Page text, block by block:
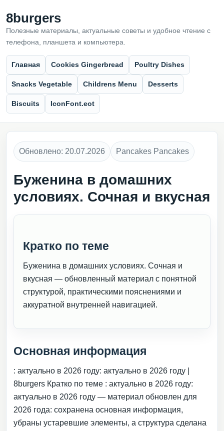
8burgers
Полезные материалы, актуальные советы и удобное чтение с
телефона, планшета и компьютера.
Главная Cookies Gingerbread Poultry Dishes
Snacks Vegetable Childrens Menu Desserts
Biscuits IconFont.eot
Обновлено: 20.07.2026 Pancakes Pancakes
Буженина в домашних
условиях. Сочная и вкусная
Кратко по теме
Буженина в домашних условиях. Сочная и
вкусная — обновленный материал с понятной
структурой, практическими пояснениями и
аккуратной внутренней навигацией.
Основная информация
: актуально в 2026 году: актуально в 2026 году |
8burgers Кратко по теме : актуально в 2026 году:
актуально в 2026 году — материал обновлен для
2026 года: сохранена основная информация,
убраны устаревшие элементы, а структура сделана